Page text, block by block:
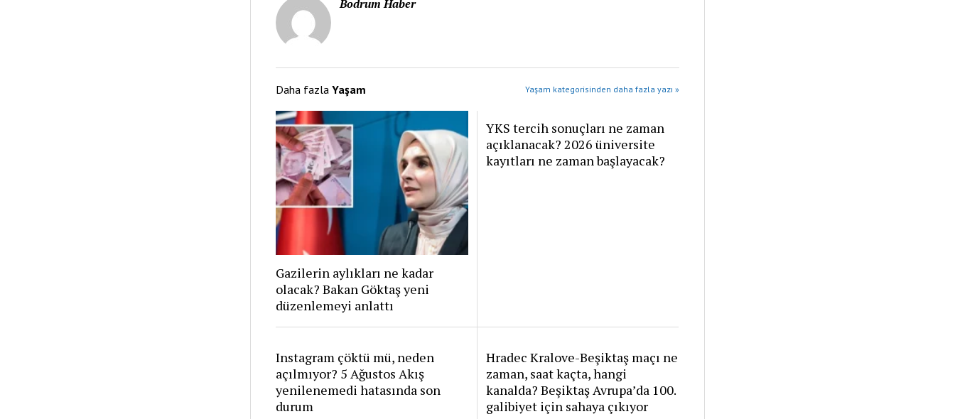
Bodrum Haber
Daha fazla Yaşam Yaşam kategorisinden daha fazla yazı »
Gazilerin aylıkları ne kadar
olacak? Bakan Göktaş yeni
düzenlemeyi anlattı
YKS tercih sonuçları ne zaman
açıklanacak? 2026 üniversite
kayıtları ne zaman başlayacak?
Instagram çöktü mü, neden
açılmıyor? 5 Ağustos Akış
yenilenemedi hatasında son
durum
Hradec Kralove-Beşiktaş maçı ne
zaman, saat kaçta, hangi
kanalda? Beşiktaş Avrupa’da 100.
galibiyet için sahaya çıkıyor